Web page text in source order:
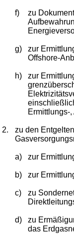
f)
zu
g)
zur
Offshore-
h)
zur
Ermittlungs-
2.
zu den
a) zur
b) zur
c)
zu
d)
zu
das